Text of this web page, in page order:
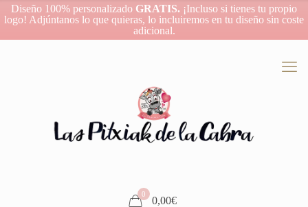
Diseño 100% personalizado GRATIS. ¡Incluso si tienes tu propio
logo! Adjúntanos lo que quieras, lo incluiremos en tu diseño sin coste
adicional.
0
0,00€